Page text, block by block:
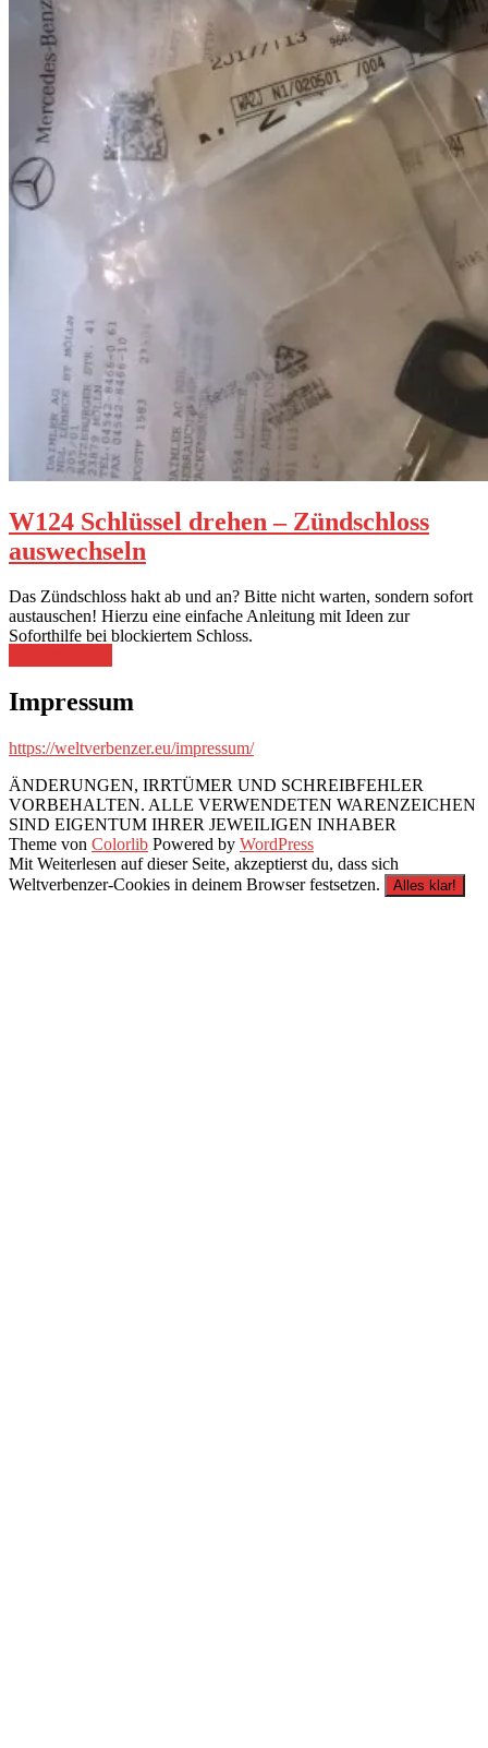
W124 Schlüssel drehen – Zündschloss
auswechseln
Das Zündschloss hakt ab und an? Bitte nicht warten, sondern sofort
austauschen! Hierzu eine einfache Anleitung mit Ideen zur
Soforthilfe bei blockiertem Schloss.
drehen
–
auswechseln“
Impressum
https://weltverbenzer.eu/impressum/
ÄNDERUNGEN, IRRTÜMER UND SCHREIBFEHLER
VORBEHALTEN. ALLE VERWENDETEN WARENZEICHEN
SIND EIGENTUM IHRER JEWEILIGEN INHABER
Theme von Colorlib Powered by WordPress
Mit Weiterlesen auf dieser Seite, akzeptierst du, dass sich
Weltverbenzer-Cookies in deinem Browser festsetzen.
Alles klar!